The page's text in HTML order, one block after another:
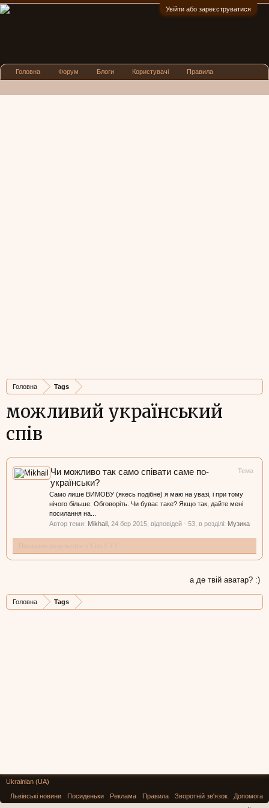
Увійти або зареєструватися
Головна Tags
можливий український
спів
Тема
Чи можливо так само співати саме по-
українськи?
Само лише ВИМОВУ (якесь подібне) я маю на увазі, і при тому
нічого більше. Обговоріть. Чи буває таке? Якщо так, дайте мені
посилання на...
Автор теми: Mikhail 24 бер 2015 , відповідей - 53, в розділі: Музика
а де твій аватар? :)
Головна Tags
Головна Форум Блоги Користувачі Правила
Ukrainian (UA)
Львівські новини
Посиденьки Реклама Правила Зворотній зв'язок
Допомога